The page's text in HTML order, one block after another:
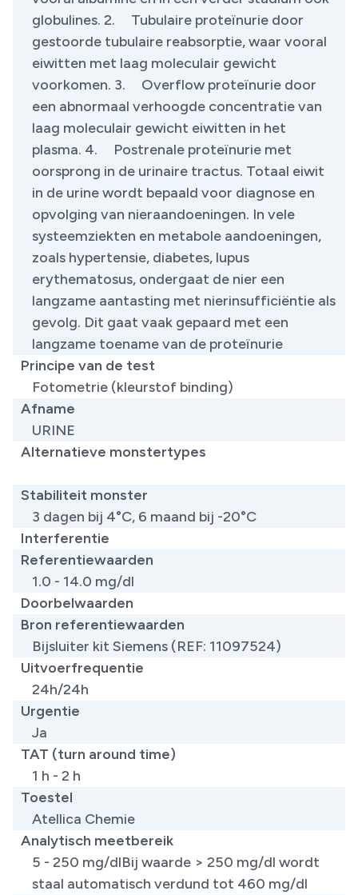
globulines. 2. Tubulaire proteïnurie door
gestoorde tubulaire reabsorptie, waar vooral
eiwitten met laag moleculair gewicht
voorkomen. 3. Overflow proteïnurie door
een abnormaal verhoogde concentratie van
laag moleculair gewicht eiwitten in het
plasma. 4. Postrenale proteïnurie met
oorsprong in de urinaire tractus. Totaal eiwit
in de urine wordt bepaald voor diagnose en
opvolging van nieraandoeningen. In vele
systeemziekten en metabole aandoeningen,
zoals hypertensie, diabetes, lupus
erythematosus, ondergaat de nier een
langzame aantasting met nierinsufficiëntie als
gevolg. Dit gaat vaak gepaard met een
langzame toename van de proteïnurie
Principe van de test
Fotometrie (kleurstof binding)
Afname
URINE
Alternatieve monstertypes
Stabiliteit monster
3 dagen bij 4°C, 6 maand bij -20°C
Interferentie
Referentiewaarden
1.0 - 14.0 mg/dl
Doorbelwaarden
Bron referentiewaarden
​Bijsluiter kit Siemens (REF: 11097524)
Uitvoerfrequentie
24h/24h
Urgentie
Ja
TAT (turn around time)
1 h - 2 h
Toestel
Atellica Chemie
Analytisch meetbereik
5 - 250 mg/dlBij waarde > 250 mg/dl wordt
staal automatisch verdund tot 460 mg/dl